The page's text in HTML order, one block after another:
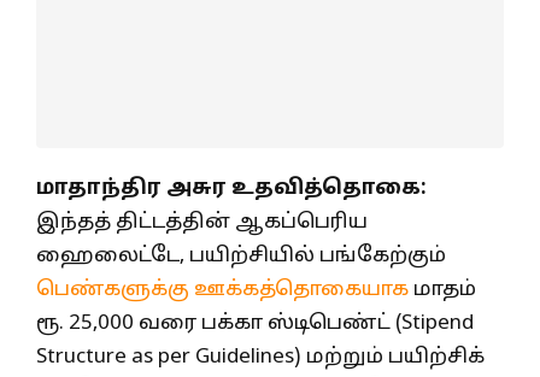
மாதாந்திர அசுர உதவித்தொகை:
இந்தத் திட்டத்தின் ஆகப்பெரிய
ஹைலைட்டே, பயிற்சியில் பங்கேற்கும்
பெண்களுக்கு ஊக்கத்தொகையாக மாதம்
ரூ. 25,000 வரை பக்கா ஸ்டிபெண்ட் (Stipend
Structure as per Guidelines) மற்றும் பயிற்சிக்